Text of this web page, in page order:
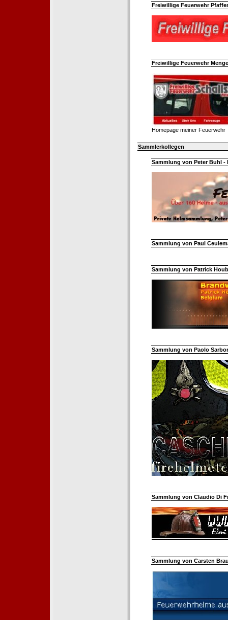
Freiwillige Feuerwehr
Freiwillige Feuerwehr
Homepage meiner Feuerwehr
Sammlerkollegen
Sammlung von Peter Buhl -
Sammlung von Paul
Sammlung von Patrick
Sammlung von Paolo
Sammlung von Claudio Di
Sammlung von Carsten